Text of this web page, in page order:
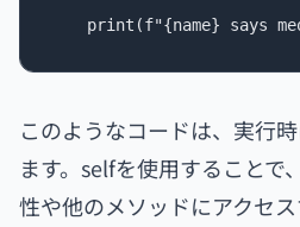
このようなコードは、実行
ます。selfを使用することで
性や他のメソッドにアクセ